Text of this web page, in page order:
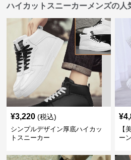
ハイカットスニーカーメンズの人
¥3,220 (税込)
シンプルデザイン厚底ハイカッ
トスニーカー
¥
【
ー